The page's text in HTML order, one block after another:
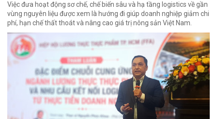
Việc đưa hoạt động sơ chế, chế biến sâu và hạ tầng logistics về gần
vùng nguyên liệu được xem là hướng đi giúp doanh nghiệp giảm chi
phí, hạn chế thất thoát và nâng cao giá trị nông sản Việt Nam.